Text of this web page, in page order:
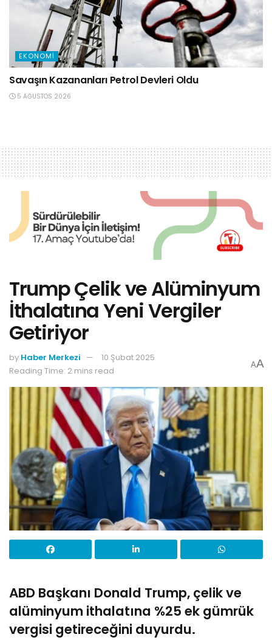
EKONOMI
Savaşın Kazananları Petrol Devleri Oldu
5 AĞUSTOS 2026
Trump Çelik ve Alüminyum
İthalatına Yeni Vergiler
Getiriyor
by Haber Merkezi
10 Şubat 2025
Reading Time: 2 mins read
AA
ABD Başkanı Donald Trump, çelik ve
alüminyum ithalatına %25 ek gümrük
vergisi getireceğini duyurdu.